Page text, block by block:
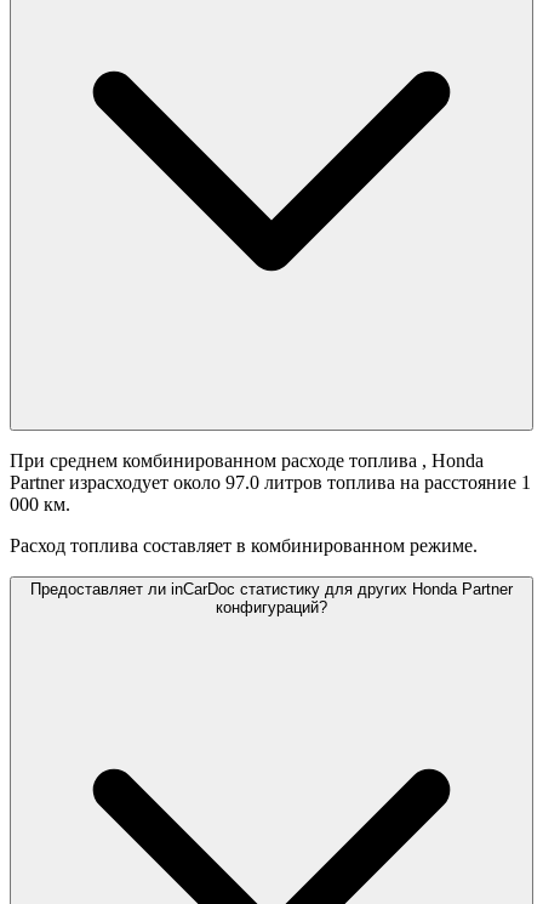
При среднем комбинированном расходе топлива , Honda
Partner израсходует около 97.0 литров топлива на расстояние 1
000 км.
Расход топлива составляет в комбинированном режиме.
Предоставляет ли inCarDoc статистику для других Honda Partner
конфигураций?